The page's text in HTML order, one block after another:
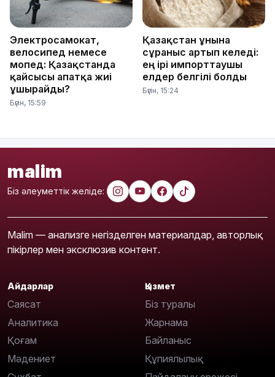
Электросамокат,
велосипед немесе
мопед: Қазақстанда
қайсысы апатқа жиі
ұшырайды?
Бүгін, 15:59
Қазақстан ұнына
сұраныс артып келеді:
ең ірі импорттаушы
елдер белгілі болды
Бүгін, 15:24
malim
Біз әлеуметтік желіде:
Malim — анализге негізделген материалдар, авторлық
пікірлер мен эксклюзив контент.
Айдарлар
Саясат
Аналитика
Қоғам
Мәдениет
Қызмет
Біз туралы
Жарнама
Байланыс
Құпиялылық